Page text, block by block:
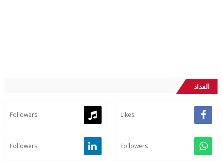
العداد
Likes
Followers
Followers
Followers